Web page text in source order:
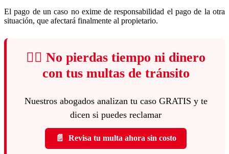
El pago de un caso no exime de responsabilidad el pago de la otra
situación, que afectará finalmente al propietario.
👨‍⚖️ No pierdas tiempo ni dinero
con tus multas de tránsito
Nuestros abogados analizan tu caso GRATIS y te
dicen si puedes reclamar
📄 Revisa tu multa ahora sin costo